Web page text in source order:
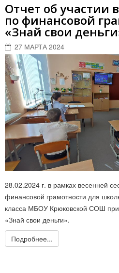
Отчет об участии
по финансовой
«Знай свои
27 МАРТА 2024
28.02.2024 г. в рамках весенней
финансовой грамотности для
класса МБОУ Крюковской СОШ
«Знай свои деньги».
Подробнее...